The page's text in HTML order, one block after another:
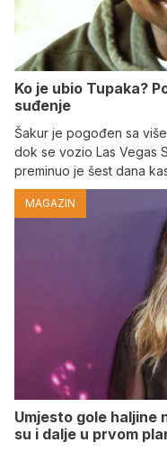
Ko je ubio Tupaka?
suđenje
Šakur je pogođen sa
dok se vozio Las Vegas
preminuo je šest dana
MAGAZIN
Umjesto gole haljine
su i dalje u prvom